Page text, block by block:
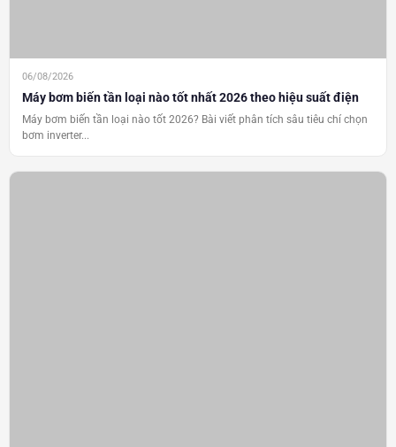
06/08/2026
Máy bơm biến tần loại nào tốt nhất 2026 theo hiệu suất điện
Máy bơm biến tần loại nào tốt 2026? Bài viết phân tích sâu tiêu chí chọn
bơm inverter...